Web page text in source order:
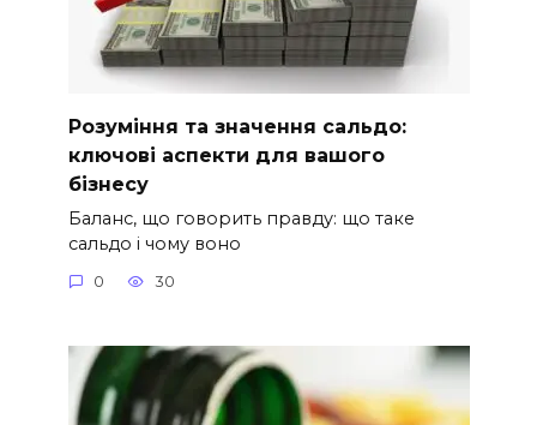
Розуміння та значення сальдо:
ключові аспекти для вашого
бізнесу
Баланс, що говорить правду: що таке
сальдо і чому воно
0 30